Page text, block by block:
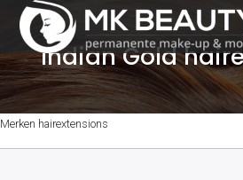
Indian Gold
Merken hairextensions